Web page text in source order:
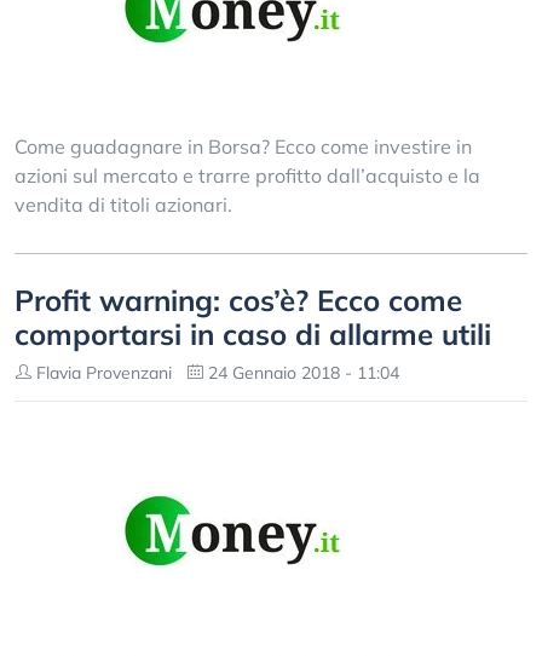
Come guadagnare in Borsa? Ecco come investire in
azioni sul mercato e trarre profitto dall’acquisto e la
vendita di titoli azionari.
Profit warning: cos’è? Ecco come
comportarsi in caso di allarme utili
Flavia Provenzani 24 Gennaio 2018 - 11:04